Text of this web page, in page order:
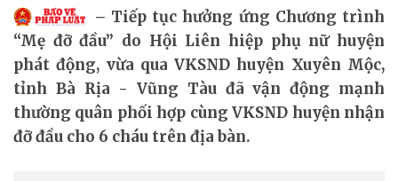
Tiếp tục hưởng ứng Chương trình
“Mẹ đỡ đầu” do Hội Liên hiệp phụ nữ huyện
phát động, vừa qua VKSND huyện Xuyên Mộc,
tỉnh Bà Rịa - Vũng Tàu đã vận động mạnh
thường quân phối hợp cùng VKSND huyện nhận
đỡ đầu cho 6 cháu trên địa bàn.